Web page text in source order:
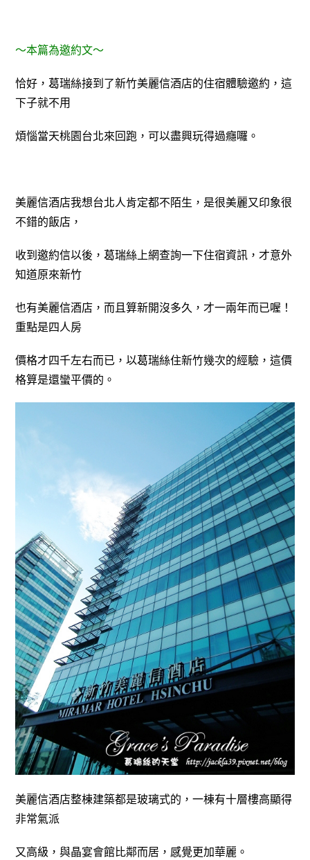
～本篇為邀約文～
恰好，葛瑞絲接到了新竹美麗信酒店的住宿體驗邀約，這
下子就不用
煩惱當天桃園台北來回跑，可以盡興玩得過癮囉。
美麗信酒店我想台北人肯定都不陌生，是很美麗又印象很
不錯的飯店，
收到邀約信以後，葛瑞絲上網查詢一下住宿資訊，才意外
知道原來新竹
也有美麗信酒店，而且算新開沒多久，才一兩年而已喔！
重點是四人房
價格才四千左右而已，以葛瑞絲住新竹幾次的經驗，這價
格算是還蠻平價的。
美麗信酒店整棟建築都是玻璃式的，一棟有十層樓高顯得
非常氣派
又高級，與晶宴會館比鄰而居，感覺更加華麗。